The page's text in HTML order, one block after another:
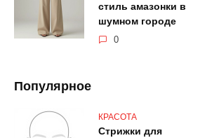
стиль амазонки в
шумном городе
0
Популярное
КРАСОТА
Стрижки для